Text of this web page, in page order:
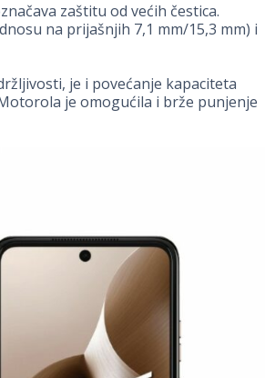
zaštitu od većih čestica.
na prijašnjih 7,1 mm/15,3 mm) i
je i povećanje kapaciteta
je omogućila i brže punjenje